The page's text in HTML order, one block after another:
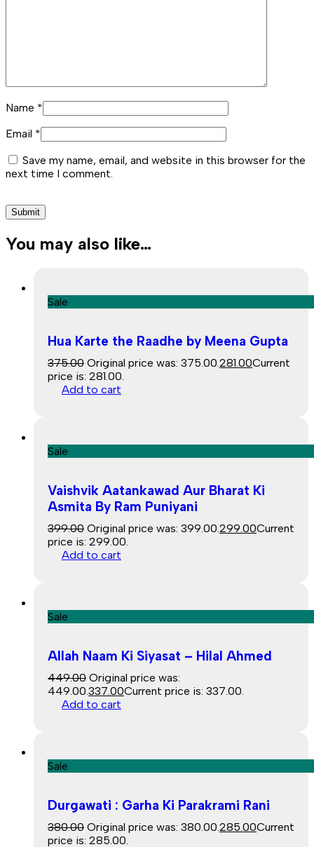
Name *
Email *
Save my name, email, and website in this browser for the
next time I comment.
You may also like…
Sale
Hua Karte the Raadhe by Meena Gupta
375.00 Original price was: ₹375.00. 281.00Current
price is: ₹281.00.
Add to cart
Sale
Vaishvik Aatankawad Aur Bharat Ki
Asmita By Ram Puniyani
399.00 Original price was: ₹399.00. 299.00Current
price is: ₹299.00.
Add to cart
Sale
Allah Naam Ki Siyasat – Hilal Ahmed
449.00 Original price was:
₹449.00. 337.00Current price is: ₹337.00.
Add to cart
Sale
Durgawati : Garha Ki Parakrami Rani
380.00 Original price was: ₹380.00. 285.00Current
price is: ₹285.00.